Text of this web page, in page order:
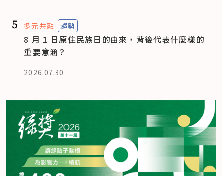
5 多元共融 趨勢
8 月 1 日原住民族日的由來，背後代表什麼樣的
重要意涵？
2026.07.30